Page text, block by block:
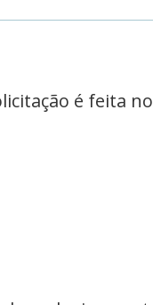
é feita